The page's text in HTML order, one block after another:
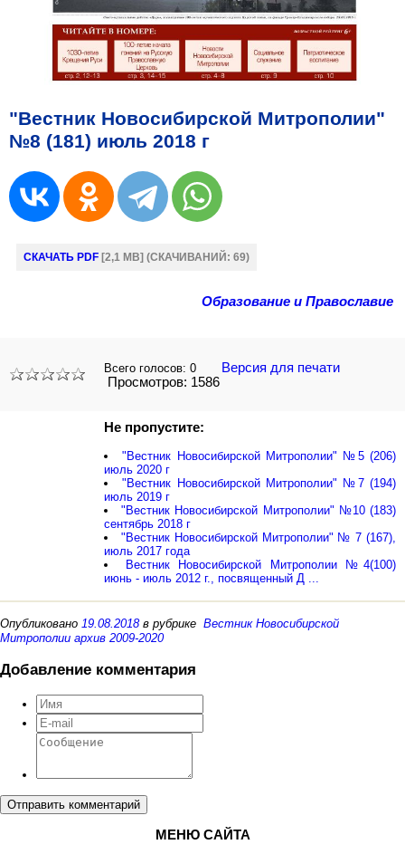
"Вестник Новосибирской Митрополии"
№8 (181) июль 2018 г
СКАЧАТЬ PDF [2,1 MB] (CКАЧИВАНИЙ: 69)
Образование и Православие
Всего голосов: 0
Версия для печати
Просмотров: 1586
Не пропустите:
"Вестник Новосибирской Митрополии" №5 (206)
июль 2020 г
"Вестник Новосибирской Митрополии" №7 (194)
июль 2019 г
"Вестник Новосибирской Митрополии" №10 (183)
сентябрь 2018 г
"Вестник Новосибирской Митрополии" № 7 (167),
июль 2017 года
Вестник Новосибирской Митрополии №4(100)
июнь - июль 2012 г., посвященный Д ...
Опубликовано 19.08.2018в рубрике Вестник Новосибирской
Митрополии архив 2009-2020
Добавление комментария
Отправить комментарий
МЕНЮ САЙТА